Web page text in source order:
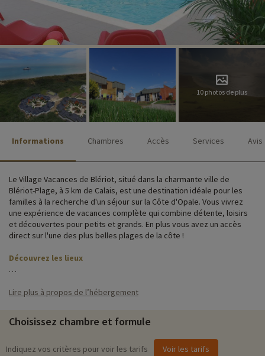
10 photos de plus
Informations Chambres Accès Services Avis
Le Village Vacances de Blériot, situé dans la charmante ville de
Blériot-Plage, à 5 km de Calais, est une destination idéale pour les
familles à la recherche d'un séjour sur la Côte d'Opale. Vous vivrez
une expérience de vacances complète qui combine détente, loisirs
et découvertes pour petits et grands. En plus vous avez un accès
direct sur l'une des plus belles plages de la côte !
Découvrez les lieux
sur place. L'établissement dispose d'une piscine intérieure chauffée,
Le Village Vacances de Blériot propose une gamme d'hébergements
adaptés aux besoins des familles. Vous pouvez choisir parmi des
Lire plus à propos de l’hébergement
Choisissez chambre et formule
Indiquez vos critères pour voir les tarifs Voir les tarifs